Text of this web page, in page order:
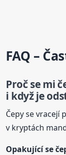
FAQ –
Proč se mi
i když je
Čepy se vracejí
v kryptách
Opakující se